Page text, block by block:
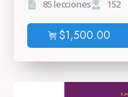
85 lecciones 152
$1,500.00